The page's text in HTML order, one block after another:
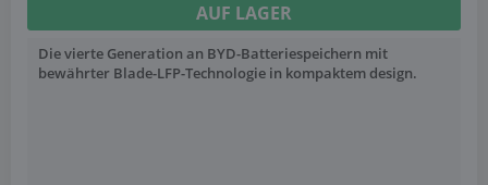
AUF LAGER
Die vierte Generation an BYD-Batteriespeichern mit
bewährter Blade-LFP-Technologie in kompaktem design.